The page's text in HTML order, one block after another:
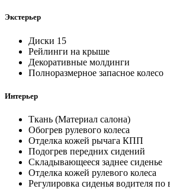
Экстерьер
Диски 15
Рейлинги на крыше
Декоративные молдинги
Полноразмерное запасное колесо
Интерьер
Ткань (Материал салона)
Обогрев рулевого колеса
Отделка кожей рычага КПП
Подогрев передних сидений
Складывающееся заднее сиденье
Отделка кожей рулевого колеса
Регулировка сиденья водителя по